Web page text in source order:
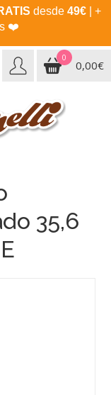
desde 49€| +
❤️
0
0,00€
35,6